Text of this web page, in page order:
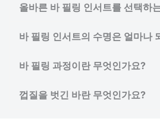
올바른 바 필링 인서트를 선택하
바 필링 인서트의 수명은 얼마나
바 필링 과정이란 무엇인가요?
껍질을 벗긴 바란 무엇인가요?